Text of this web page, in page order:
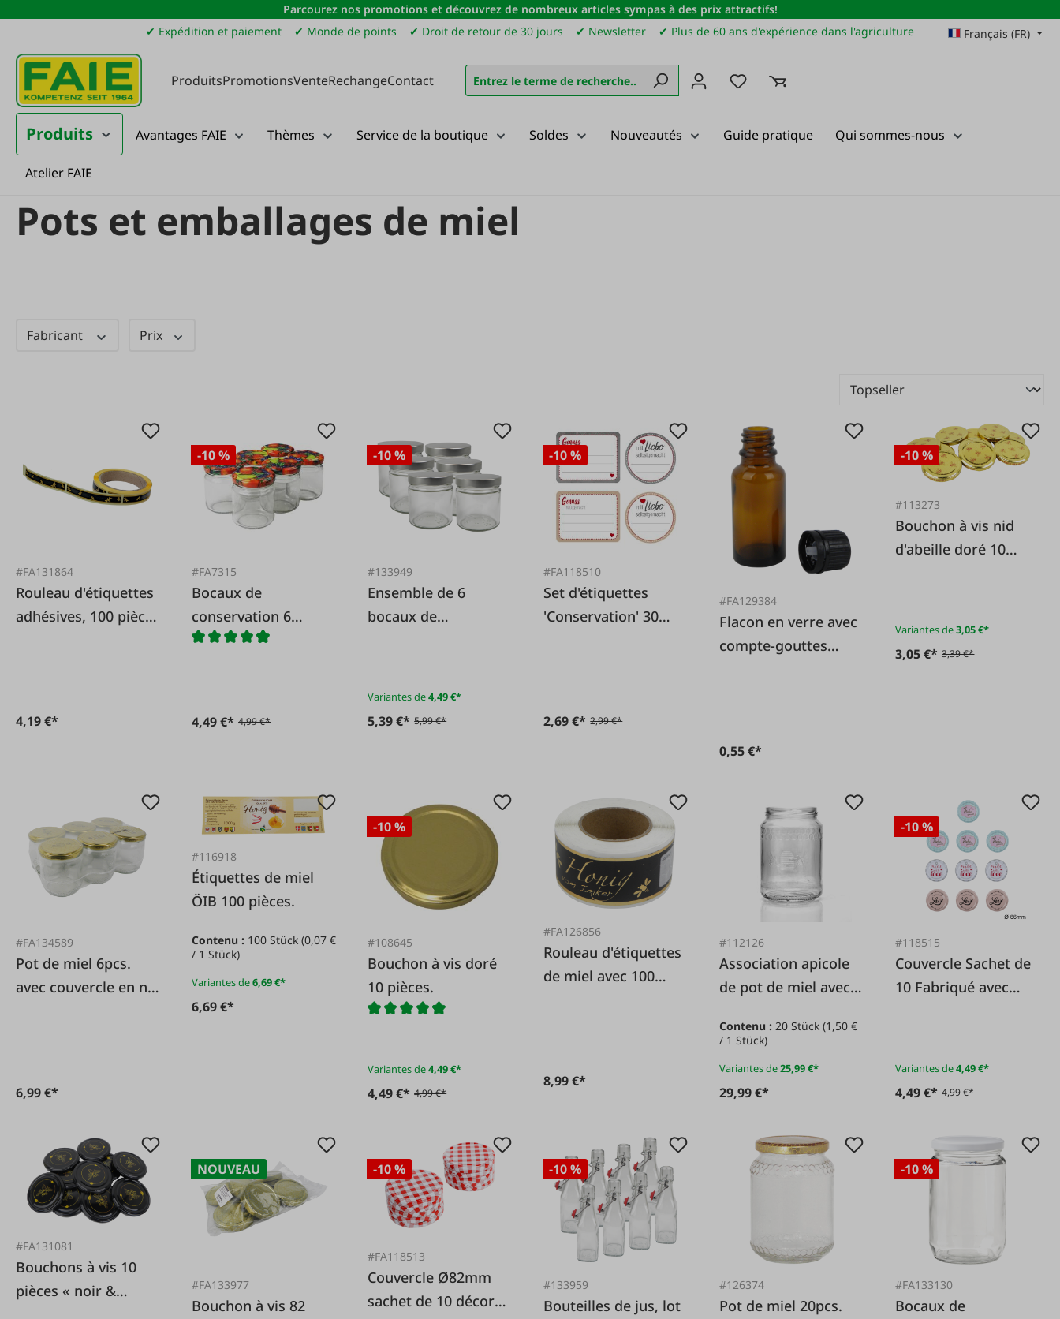
au contenu principal
Passer à la recherche
Passer à la navigation principale
Parcourez nos promotions et découvrez de nombreux articles sympas à des prix attractifs!
✔ Expédition et paiement
✔ Monde de points ✔ Droit de retour de 30 jours ✔ Newsletter ✔ Plus de 60 ans d'expérience dans l'agriculture Français (FR)
ProduitsPromotionsVenteRechangeContact Vous avez 0 articles dans votre liste de souhaits
Produits Avantages FAIE Thèmes Service de la boutique Soldes Nouveautés Guide pratique Qui sommes-nous
Atelier FAIE
Produits Apiculture
Pots et emballages de miel
Fabricant Prix
#FA131864
Rouleau d'étiquettes
adhésives, 100 pièces
4,19 €*
-10 %
#FA7315
Bocaux de
conservation 6
pièces dans un
4,49 €* 4,99 €*
-10 %
#133949
Ensemble de 6
bocaux de
Variantes de4,49 €*
5,39 €* 5,99 €*
-10 %
#FA118510
Set d'étiquettes
'Conservation' 30
2,69 €* 2,99 €*
#FA129384
Flacon en verre avec
compte-gouttes
0,55 €*
-10 %
#113273
Bouchon à vis nid
d'abeille doré 10
Variantes de3,05 €*
3,05 €* 3,39 €*
#FA134589
Pot de miel 6pcs.
avec couvercle en nid
6,99 €*
#116918
Étiquettes de miel
ÖIB 100 pièces.
Contenu : 100 Stück(0,07 €
/ 1 Stück)
Variantes de6,69 €*
6,69 €*
-10 %
#108645
Bouchon à vis doré
10 pièces.
Variantes de4,49 €*
4,49 €* 4,99 €*
#FA126856
Rouleau d'étiquettes
de miel avec 100
8,99 €*
#112126
Association apicole
de pot de miel avec
d'abeille paquet de
Contenu : 20 Stück(1,50 €
/ 1 Stück)
Variantes de25,99 €*
29,99 €*
-10 %
#118515
Couvercle Sachet de
10 Fabriqué avec
Variantes de4,49 €*
4,49 €* 4,99 €*
#FA131081
Bouchons à vis 10
pièces « noir &
NOUVEAU
#FA133977
Bouchon à vis 82
-10 %
#FA118513
Couvercle Ø82mm
sachet de 10 décor
-10 %
#133959
Bouteilles de jus, lot
#126374
Pot de miel 20pcs.
-10 %
#FA133130
Bocaux de